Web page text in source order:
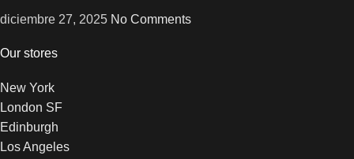
diciembre 27, 2025 No Comments
Our stores
New York
London SF
Edinburgh
Los Angeles